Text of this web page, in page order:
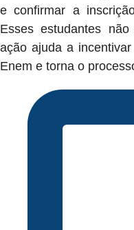
e confirmar a
Esses estudantes
ação ajuda a
Enem e torna o